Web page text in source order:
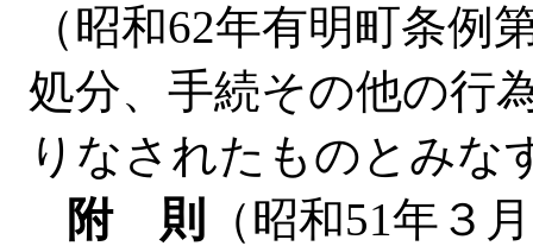
（昭和62年有明町条
処分、手続その他の行
りなされたものとみな
附 則
（昭和51年３